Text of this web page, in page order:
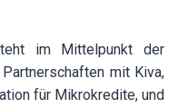
im Mittelpunkt der
Partnerschaften mit Kiva,
für Mikrokredite, und